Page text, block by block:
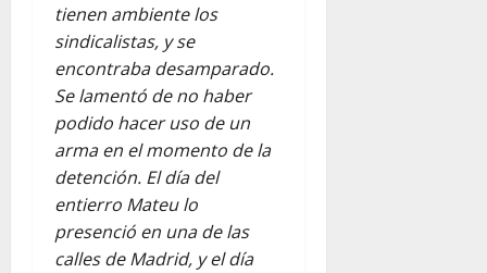
tienen ambiente los
sindicalistas, y se
encontraba desamparado.
Se lamentó de no haber
podido hacer uso de un
arma en el momento de la
detención. El día del
entierro Mateu lo
presenció en una de las
calles de Madrid, y el día